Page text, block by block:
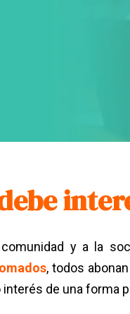
y a la
, todos
de una forma